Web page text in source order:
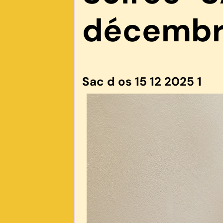
Sac d os 15 12 2025 1